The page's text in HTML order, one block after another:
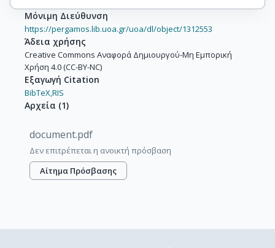
Μόνιμη Διεύθυνση
https://pergamos.lib.uoa.gr/uoa/dl/object/1312553
Άδεια χρήσης
Creative Commons Αναφορά Δημιουργού-Μη Εμπορική
Χρήση 4.0 (CC-BY-NC)
Εξαγωγή Citation
BibTeX,RIS
Αρχεία (1)
document.pdf
Δεν επιτρέπεται η ανοικτή πρόσβαση
Αίτημα Πρόσβασης